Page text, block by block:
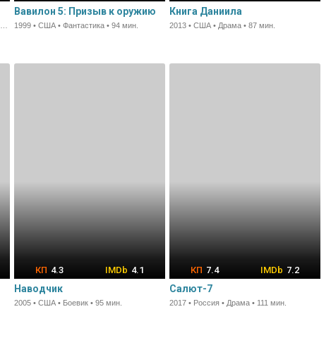
Вавилон 5: Призыв к оружию
1999 • США • Фантастика • 94 мин.
Книга Даниила
2013 • США • Драма • 87 мин.
4.3 4.1
Наводчик
2005 • США • Боевик • 95 мин.
7.4 7.2
Салют-7
2017 • Россия • Драма • 111 мин.